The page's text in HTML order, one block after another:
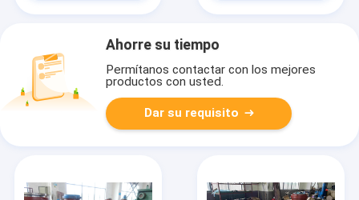
Ahorre su tiempo
Permítanos contactar con los mejores
productos con usted.
Dar su requisito